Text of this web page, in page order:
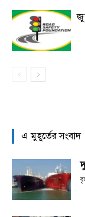
এ মুহূর্তের সংবাদ